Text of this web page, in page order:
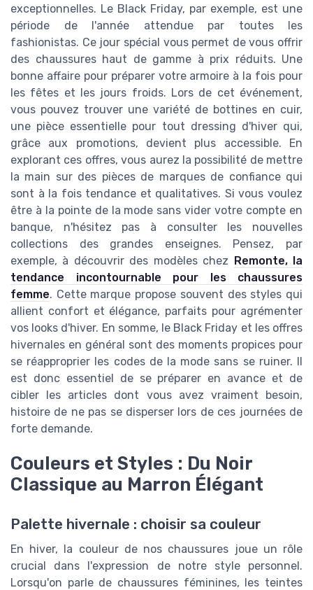
exceptionnelles. Le Black Friday, par exemple, est une
période de l'année attendue par toutes les
fashionistas. Ce jour spécial vous permet de vous offrir
des chaussures haut de gamme à prix réduits. Une
bonne affaire pour préparer votre armoire à la fois pour
les fêtes et les jours froids. Lors de cet événement,
vous pouvez trouver une variété de bottines en cuir,
une pièce essentielle pour tout dressing d'hiver qui,
grâce aux promotions, devient plus accessible. En
explorant ces offres, vous aurez la possibilité de mettre
la main sur des pièces de marques de confiance qui
sont à la fois tendance et qualitatives. Si vous voulez
être à la pointe de la mode sans vider votre compte en
banque, n'hésitez pas à consulter les nouvelles
collections des grandes enseignes. Pensez, par
exemple, à découvrir des modèles chez
Remonte, la
tendance incontournable pour les chaussures
femme. Cette marque propose souvent des styles qui
allient confort et élégance, parfaits pour agrémenter
vos looks d'hiver. En somme, le Black Friday et les offres
hivernales en général sont des moments propices pour
se réapproprier les codes de la mode sans se ruiner. Il
est donc essentiel de se préparer en avance et de
cibler les articles dont vous avez vraiment besoin,
histoire de ne pas se disperser lors de ces journées de
forte demande.
Couleurs et Styles : Du Noir
Classique au Marron Élégant
Palette hivernale : choisir sa couleur
En hiver, la couleur de nos chaussures joue un rôle
crucial dans l'expression de notre style personnel.
Lorsqu'on parle de chaussures féminines, les teintes